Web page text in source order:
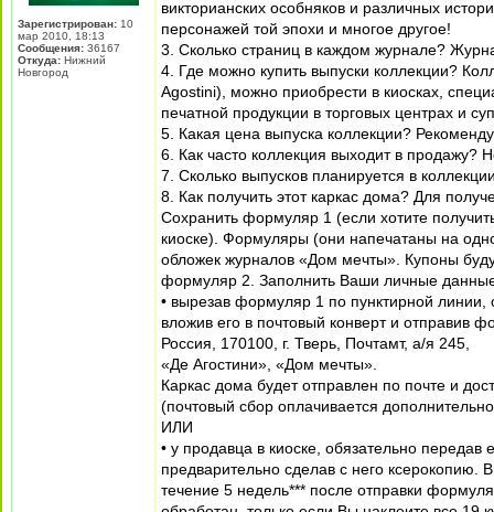
Зарегистрирован: 10
мар 2010, 18:13
Сообщения: 36167
Откуда: Нижний
Новгород
викторианских особняков и различных
персонажей той эпохи и многое другое!
3. Сколько страниц в каждом журнале?
4. Где можно купить выпуски коллекции?
Agostini), можно приобрести в киосках,
печатной продукции в торговых центрах и
5. Какая цена выпуска коллекции?
6. Как часто коллекция выходит в продажу?
7. Сколько выпусков планируется в
8. Как получить этот каркас дома? Для
Сохранить формуляр 1 (если хотите
киоске). Формуляры (они напечатаны на
обложек журналов «Дом мечты». Купоны
формуляр 2. Заполнить Ваши личные
• вырезав формуляр 1 по пунктирной линии,
вложив его в почтовый конверт и отправив
Россия, 170100, г. Тверь, Почтамт, а/я 245,
«Де Агостини», «Дом мечты».
Каркас дома будет отправлен по почте и
(почтовый сбор оплачивается
ИЛИ
• у продавца в киоске, обязательно
предварительно сделав с него ксерокопию.
течение 5 недель*** после отправки